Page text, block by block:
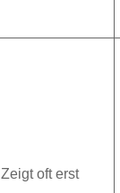
Zeigt oft erst